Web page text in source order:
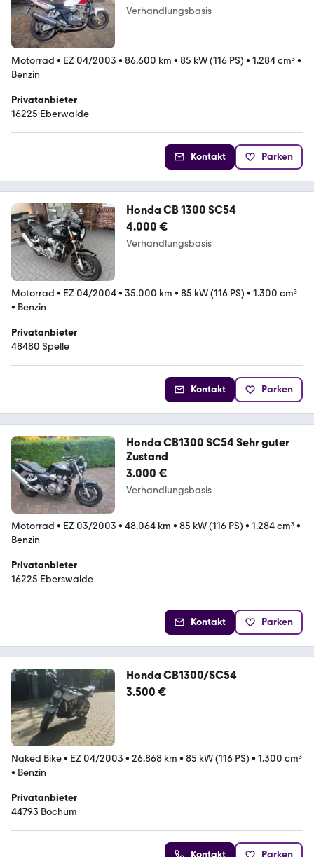
Verhandlungsbasis
Motorrad • EZ 04/2003 • 86.600 km • 85 kW (116 PS) • 1.284 cm³•
Benzin
Privatanbieter
16225 Eberwalde
Kontakt Parken
Honda CB 1300 SC54
4.000 €
Verhandlungsbasis
Motorrad • EZ 04/2004• 35.000 km • 85 kW (116 PS) • 1.300 cm³
• Benzin
Privatanbieter
48480 Spelle
Kontakt Parken
Honda CB1300 SC54 Sehr guter
Zustand
3.000 €
Verhandlungsbasis
Motorrad • EZ 03/2003 • 48.064 km • 85 kW (116 PS) • 1.284 cm³•
Benzin
Privatanbieter
16225 Eberswalde
Kontakt Parken
Honda CB1300/SC54
3.500 €
Naked Bike• EZ 04/2003 • 26.868 km • 85 kW (116 PS) • 1.300 cm³
• Benzin
Privatanbieter
44793 Bochum
Kontakt Parken